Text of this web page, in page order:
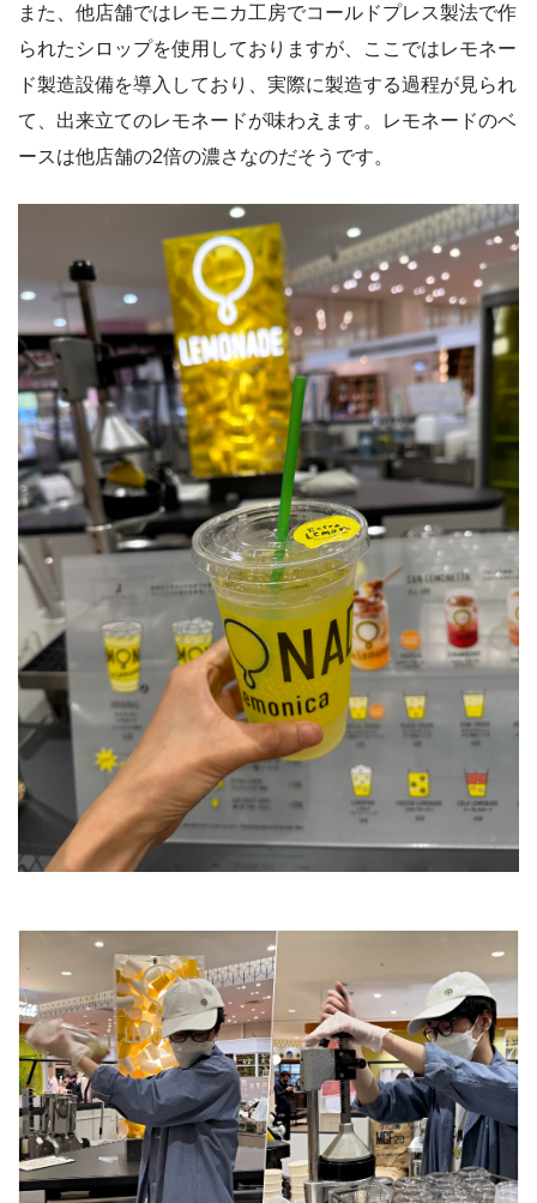
また、他店舗ではレモニカ工房でコールドプレス製法で作
られたシロップを使用しておりますが、ここではレモネー
ド製造設備を導入しており、実際に製造する過程が見られ
て、出来立てのレモネードが味わえます。レモネードのベ
ースは他店舗の2倍の濃さなのだそうです。